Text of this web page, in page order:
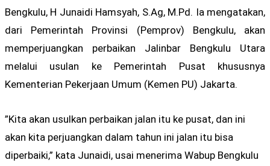
Bengkulu, H Junaidi Hamsyah, S.Ag, M.Pd. Ia mengatakan,
dari Pemerintah Provinsi (Pemprov) Bengkulu, akan
memperjuangkan perbaikan Jalinbar Bengkulu Utara
melalui usulan ke Pemerintah Pusat khususnya
Kementerian Pekerjaan Umum (Kemen PU) Jakarta.
”Kita akan usulkan perbaikan jalan itu ke pusat, dan ini
akan kita perjuangkan dalam tahun ini jalan itu bisa
diperbaiki,” kata Junaidi, usai menerima Wabup Bengkulu